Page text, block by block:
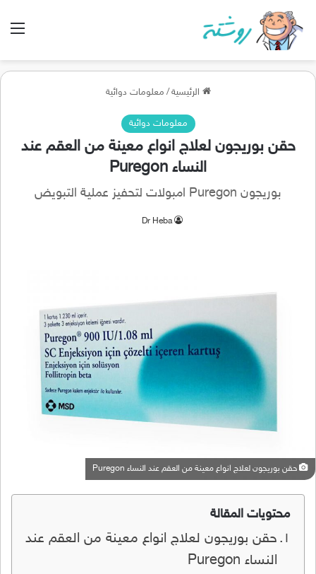
الرئيسية / معلومات دوائية
معلومات دوائية
حقن بوريجون لعلاج انواع معينة من العقم عند
النساء Puregon
بوريجون Puregon امبولات لتحفيز عملية التبويض
Dr Heba
حقن بوريجون لعلاج انواع معينة من العقم عند النساء Puregon
محتويات المقالة
حقن بوريجون لعلاج انواع معينة من العقم عند
النساء Puregon